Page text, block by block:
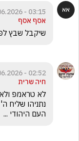
03:15 - 08.06.2026
אסף אסף
שיקבל שבץ
02:52 - 08.06.2026
חיה שרית
העם היהודי ...